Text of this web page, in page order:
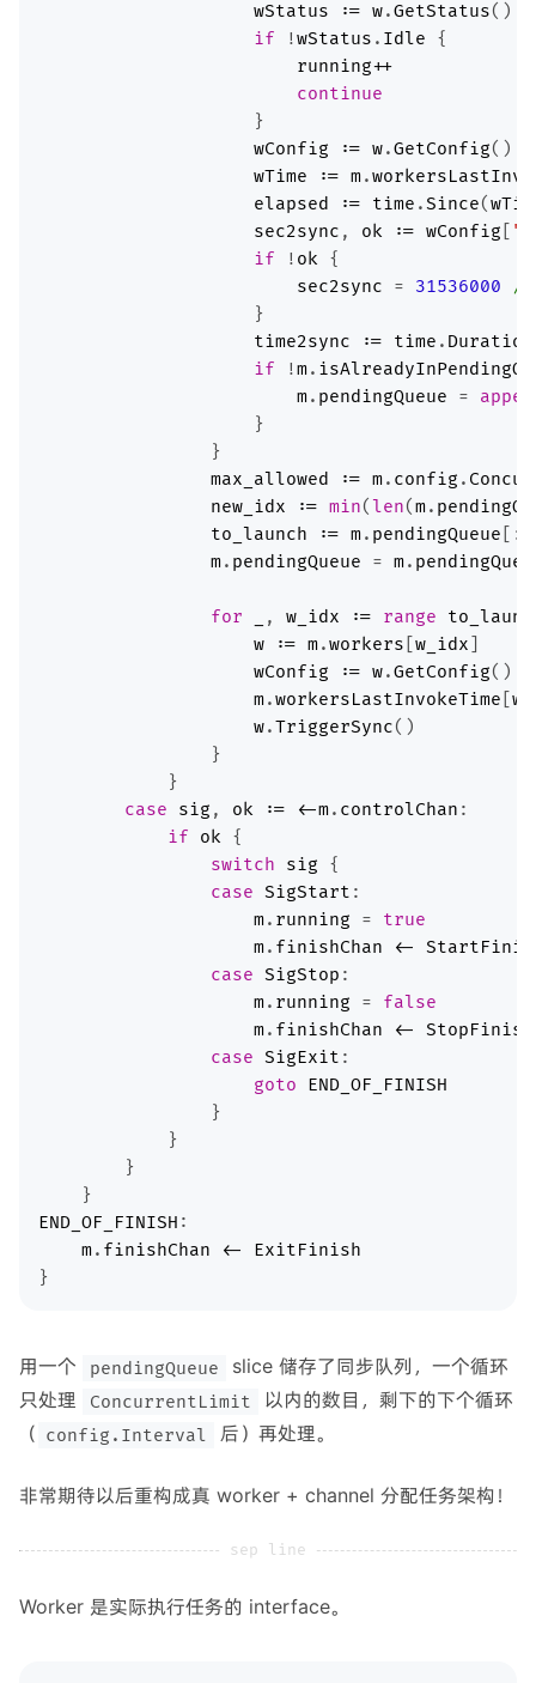
wStatus
:= w.GetStatus
if !wStatus . Idle
running++
continue
wConfig
:= w.GetConfig
wTime
:= m.
elapsed
:= time .Since(
sec2sync , ok := wConfig
if ! ok
sec2sync = 31536000
//
time2sync
:= time . Duration
if !m.
m. pendingQueue =
max_allowed
:= m. config .
new_idx
:= min(len(m.
to_launch
:= m. pendingQueue [:
m. pendingQueue = m.
for , w_idx := range
w
:= m.workers w_idx
wConfig
:= w.GetConfig
m.workersLastInvokeTime
w.TriggerSync
case
sig , ok := <-m. controlChan
if
ok
switch
sig
case SigStart
m. running = true
m. finishChan <-
case SigStop
m. running = false
m. finishChan <-
StopFinish
case SigExit
goto
END_OF_FINISH
END_OF_FINISH
m. finishChan <-
ExitFinish
用一个 pendingQueue
slice 储存了同步队列，一个循环
只处理
ConcurrentLimit
以内的数目，剩下的下个循环
（ config.Interval 后）再处理。
非常期待以后重构成真 worker + channel 分配任务架构！
Worker 是实际执行任务的 interface。